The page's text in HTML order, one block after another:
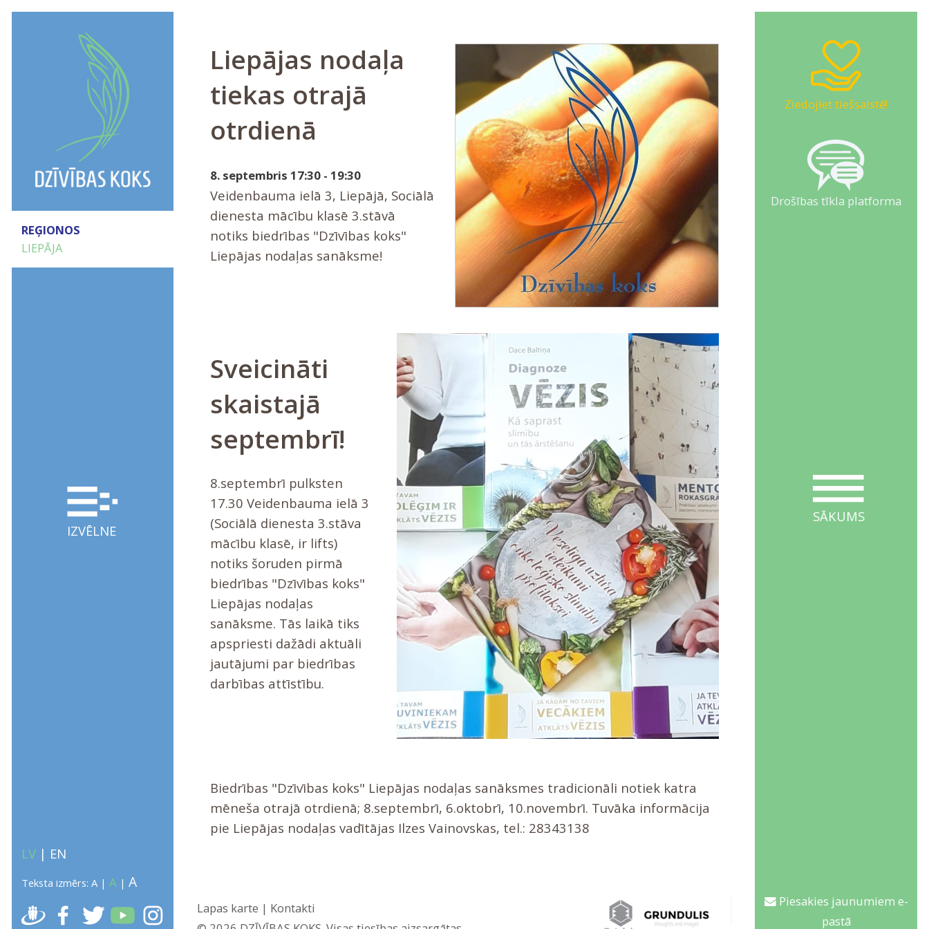
Ziedojiet tiešsaistē!
Drošības tīkla platforma
SĀKUMS
Piesakies jaunumiem e-
pastā
REĢIONOS
LIEPĀJA
IZVĒLNE
LV| EN
Teksta izmērs: A| A | A
Liepājas nodaļa
tiekas otrajā
otrdienā
8. septembris 17:30 - 19:30
Veidenbauma ielā 3, Liepājā, Sociālā
dienesta mācību klasē 3.stāvā
notiks biedrības "Dzīvības koks"
Liepājas nodaļas sanāksme!
Sveicināti
skaistajā
septembrī!
8.septembrī pulksten
17.30 Veidenbauma ielā 3
(Sociālā dienesta 3.stāva
mācību klasē, ir lifts)
notiks šoruden pirmā
biedrības "Dzīvības koks"
Liepājas nodaļas
sanāksme. Tās laikā tiks
apspriesti dažādi aktuāli
jautājumi par biedrības
darbības attīstību.
Biedrības "Dzīvības koks" Liepājas nodaļas sanāksmes tradicionāli notiek katra
mēneša otrajā otrdienā; 8.septembrī, 6.oktobrī, 10.novembrī. Tuvāka informācija
pie Liepājas nodaļas vadītājas Ilzes Vainovskas, tel.: 28343138
ATGRIEZTIES Iesaki draugiem:
Lapas karte | Kontakti